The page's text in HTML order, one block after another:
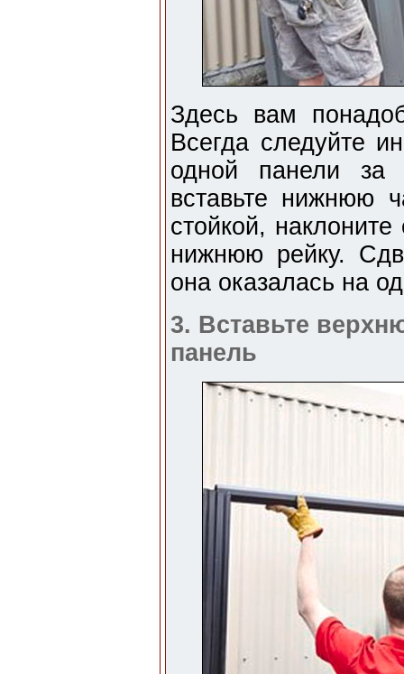
Здесь вам
Всегда следуйте
одной панели за
вставьте нижнюю
стойкой,
нижнюю рейку.
она оказалась на
3. Вставьте
панель